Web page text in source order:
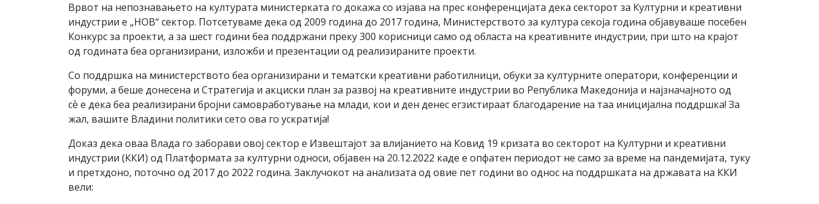
Врвот на непознавањето на културата министерката го докажа со изјава на прес конференцијата дека секторот за Културни и креативни
индустрии е „НОВ“ сектор. Потсетуваме дека од 2009 година до 2017 година, Министерството за култура секоја година објавуваше посебен
Конкурс за проекти, а за шест години беа поддржани преку 300 корисници само од областа на креативните индустрии, при што на крајот
од годината беа организирани, изложби и презентации од реализираните проекти.
Со поддршка на министерството беа организирани и тематски креативни работилници, обуки за културните оператори, конференции и
форуми, а беше донесена и Стратегија и акциски план за развој на креативните индустрии во Република Македонија и најзначајното од
сѐ е дека беа реализирани бројни самовработување на млади, кои и ден денес егзистираат благодарение на таа иницијална поддршка! За
жал, вашите Владини политики сето ова го ускратија!
Доказ дека оваа Влада го заборави овој сектор е Извештајот за влијанието на Ковид 19 кризата во секторот на Културни и креативни
индустрии (ККИ) од Платформата за културни односи, објавен на 20.12.2022 каде е опфатен периодот не само за време на пандемијата, туку
и претхдоно, поточно од 2017 до 2022 година. Заклучокот на анализата од овие пет години во однос на поддршката на државата на ККИ
вели: